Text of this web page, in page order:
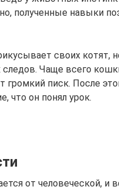
полученные навыки
своих котят,
следов. Чаще всего
громкий писк. После
что он понял урок.
от человеческой, и